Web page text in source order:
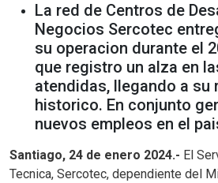
La red de Centros de
Negocios Sercotec
su operacion durante el
que registro un alza en
atendidas, llegando a su
historico. En conjunto
nuevos empleos en el
Santiago, 24 de enero 2024.- El
Tecnica, Sercotec, dependiente del